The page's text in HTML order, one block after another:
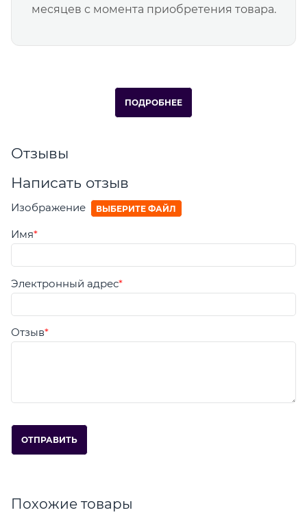
месяцев с момента приобретения товара.
ПОДРОБНЕЕ
Отзывы
Написать отзыв
Изображение ВЫБЕРИТЕ ФАЙЛ
Имя
Электронный адрес
Отзыв
Похожие товары